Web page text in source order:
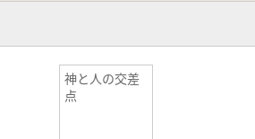
神と人の交差
点